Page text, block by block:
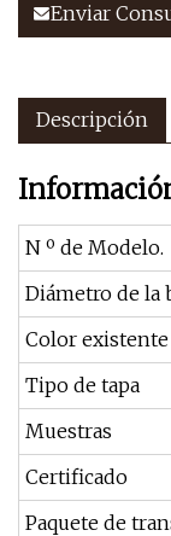
Enviar
Descripción
N º de Modelo.
Diámetro de la
Color existente
Tipo de tapa
Muestras
Certificado
Paquete de